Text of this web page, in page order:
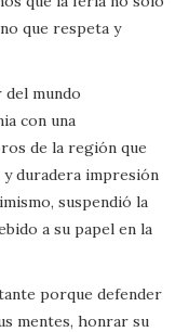
que respeta y
del mundo
con una
de la región que
y duradera impresión
suspendió la
a su papel en la
porque defender
mentes, honrar su